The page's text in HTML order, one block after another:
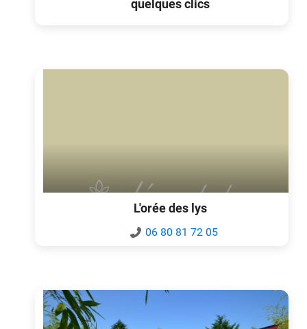
quelques clics
L'orée des lys
06 80 81 72 05